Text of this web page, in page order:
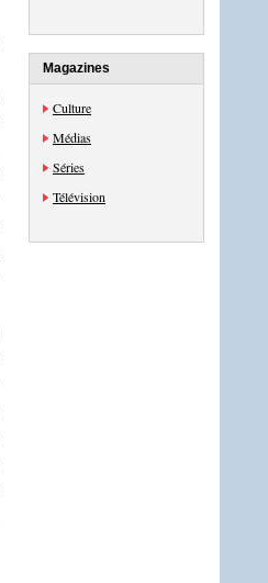
Magazines
Culture
Médias
Séries
Télévision